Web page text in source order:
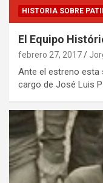
HISTORIA SOBRE
El Equipo
febrero 27, 2017
Ante el estreno esta
cargo de José Luis